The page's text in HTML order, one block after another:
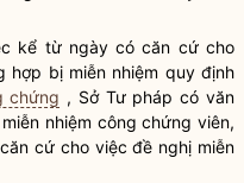
kể từ ngày có căn cứ cho
hợp bị miễn nhiệm quy định
chứng , Sở Tư pháp có văn
nhiệm công chứng viên,
cứ cho việc đề nghị miễn